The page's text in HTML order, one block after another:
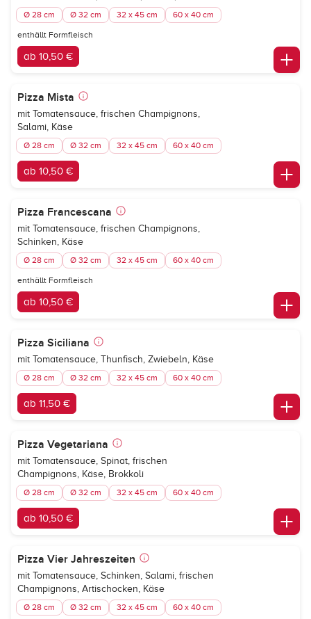
Ø 28 cm Ø 32 cm 32 x 45 cm 60 x 40 cm
enthällt Formfleisch
ab 10,50 €
Pizza Mista
mit Tomatensauce, frischen Champignons,
Salami, Käse
Ø 28 cm Ø 32 cm 32 x 45 cm 60 x 40 cm
ab 10,50 €
Pizza Francescana
mit Tomatensauce, frischen Champignons,
Schinken, Käse
Ø 28 cm Ø 32 cm 32 x 45 cm 60 x 40 cm
enthällt Formfleisch
ab 10,50 €
Pizza Siciliana
mit Tomatensauce, Thunfisch, Zwiebeln, Käse
Ø 28 cm Ø 32 cm 32 x 45 cm 60 x 40 cm
ab 11,50 €
Pizza Vegetariana
mit Tomatensauce, Spinat, frischen
Champignons, Käse, Brokkoli
Ø 28 cm Ø 32 cm 32 x 45 cm 60 x 40 cm
ab 10,50 €
Pizza Vier Jahreszeiten
mit Tomatensauce, Schinken, Salami, frischen
Champignons, Artischocken, Käse
Ø 28 cm Ø 32 cm 32 x 45 cm 60 x 40 cm